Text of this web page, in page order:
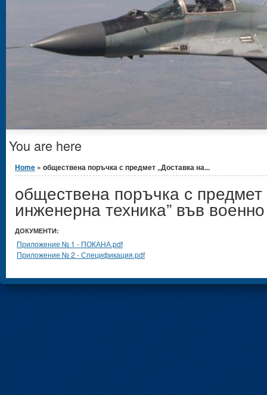
You are here
Home » oбществена поръчка с предмет „Доставка на...
oбществена поръчка с
инженерна техника” във
ДОКУМЕНТИ:
Приложение № 1 - ПОКАНА.pdf
Приложение № 2 - Спецификация.pdf